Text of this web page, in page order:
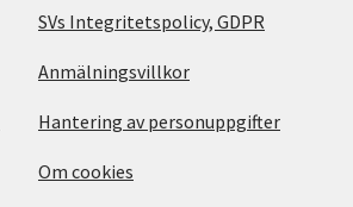
SVs Integritetspolicy, GDPR
Anmälningsvillkor
Hantering av personuppgifter
Om cookies